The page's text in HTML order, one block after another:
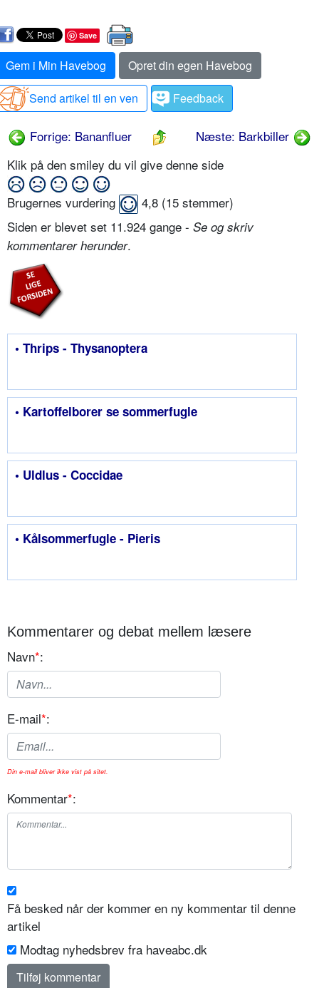
Save
Gem i Min Havebog
Opret din egen Havebog
Send artikel til en ven
Feedback
Forrige: Bananfluer
Næste: Barkbiller
Klik på den smiley du vil give denne side
Brugernes vurdering 4,8 (15 stemmer)
Siden er blevet set 11.924 gange - Se og skriv
kommentarer herunder.
• Thrips - Thysanoptera
• Kartoffelborer se sommerfugle
• Uldlus - Coccidae
• Kålsommerfugle - Pieris
Kommentarer og debat mellem læsere
Navn*:
E-mail*:
Din e-mail bliver ikke vist på sitet.
Kommentar*:
Få besked når der kommer en ny kommentar til denne
artikel
Modtag nyhedsbrev fra haveabc.dk